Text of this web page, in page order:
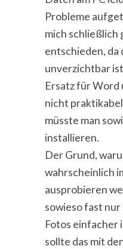
Probleme
mich schließlich
entschieden, da
unverzichtbar
Ersatz für Word
nicht
müsste man
installieren.
Der Grund,
wahrscheinlich
ausprobieren
sowieso fast nur
Fotos einfacher
sollte das mit